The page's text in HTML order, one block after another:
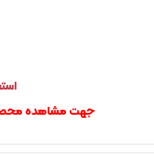
جهت مشاهده